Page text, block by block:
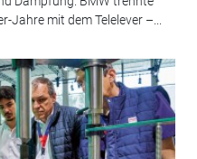
mit dem Telelever –...